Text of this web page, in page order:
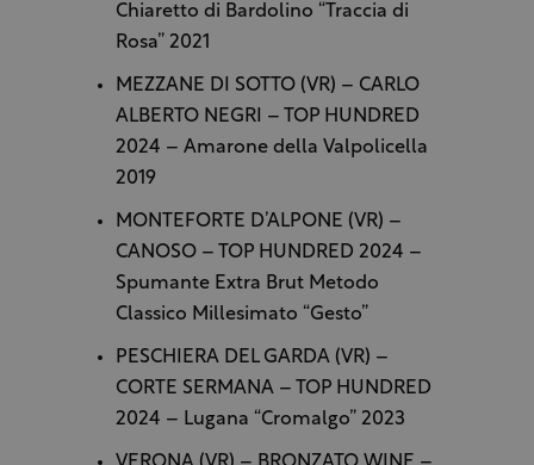
Chiaretto di Bardolino “Traccia di
Rosa” 2021
MEZZANE DI SOTTO (VR) – CARLO
ALBERTO NEGRI – TOP HUNDRED
2024 – Amarone della Valpolicella
2019
MONTEFORTE D’ALPONE (VR) –
CANOSO – TOP HUNDRED 2024 –
Spumante Extra Brut Metodo
Classico Millesimato “Gesto”
PESCHIERA DEL GARDA (VR) –
CORTE SERMANA – TOP HUNDRED
2024 – Lugana “Cromalgo” 2023